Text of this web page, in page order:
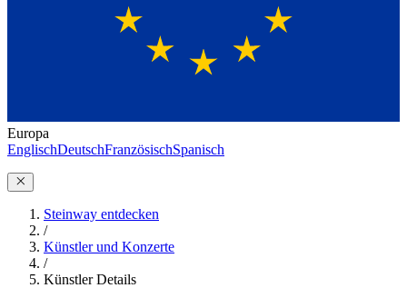
Europa
EnglischDeutschFranzösischSpanisch
Steinway entdecken
/
Künstler und Konzerte
/
Künstler Details